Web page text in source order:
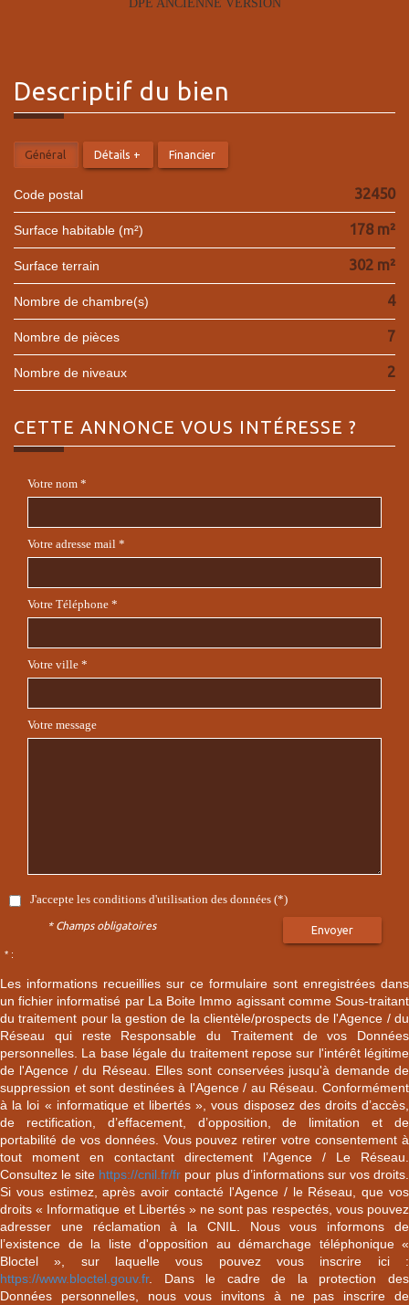
DPE ANCIENNE VERSION
descriptif du bien
Général Détails + Financier
Code postal 32450
Surface habitable (m²) 178 m²
surface terrain 302 m²
Nombre de chambre(s) 4
Nombre de pièces 7
Nombre de niveaux 2
CETTE ANNONCE VOUS INTÉRESSE ?
Votre nom *
Votre adresse mail *
Votre Téléphone *
Votre ville *
Votre message
J'accepte les conditions d'utilisation des données (*)
Envoyer
* Champs obligatoires
* :
Les informations recueillies sur ce formulaire sont enregistrées dans
un fichier informatisé par La Boite Immo agissant comme Sous-traitant
du traitement pour la gestion de la clientèle/prospects de l'Agence / du
Réseau qui reste Responsable du Traitement de vos Données
personnelles. La base légale du traitement repose sur l'intérêt légitime
de l'Agence / du Réseau. Elles sont conservées jusqu'à demande de
suppression et sont destinées à l'Agence / au Réseau. Conformément
à la loi « informatique et libertés », vous disposez des droits d’accès,
de rectification, d’effacement, d’opposition, de limitation et de
portabilité de vos données. Vous pouvez retirer votre consentement à
tout moment en contactant directement l’Agence / Le Réseau.
Consultez le site https://cnil.fr/fr pour plus d’informations sur vos droits.
Si vous estimez, après avoir contacté l'Agence / le Réseau, que vos
droits « Informatique et Libertés » ne sont pas respectés, vous pouvez
adresser une réclamation à la CNIL. Nous vous informons de
l’existence de la liste d'opposition au démarchage téléphonique «
Bloctel », sur laquelle vous pouvez vous inscrire ici :
https://www.bloctel.gouv.fr. Dans le cadre de la protection des
Données personnelles, nous vous invitons à ne pas inscrire de